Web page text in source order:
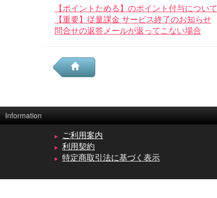
【ポイントためる】のポイント付与について
【重要】従量課金 サービス終了のお知らせ
問合せの返答メールが返ってこない場合
Information
ご利用案内
利用契約
特定商取引法に基づく表示